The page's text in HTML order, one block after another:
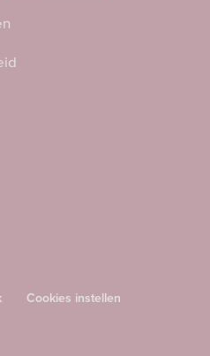
Cookies instellen